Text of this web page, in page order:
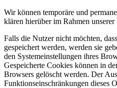
Wir können temporäre und
klären hierüber im Rahmen
Falls die Nutzer nicht möchten,
gespeichert werden, werden sie
den Systemeinstellungen ihres
Gespeicherte Cookies können in
Browsers gelöscht werden. Der
Funktionseinschränkungen dieses